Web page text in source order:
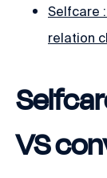
Selfcare
relation
VS